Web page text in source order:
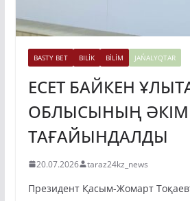
BASTY BET BILİK BİLİM JAŃALYQTAR
ЕСЕТ БАЙКЕН
ОБЛЫСЫНЫҢ
ТАҒАЙЫНДАЛДЫ
20.07.2026 taraz24kz_news
Президент Қасым-Жомарт